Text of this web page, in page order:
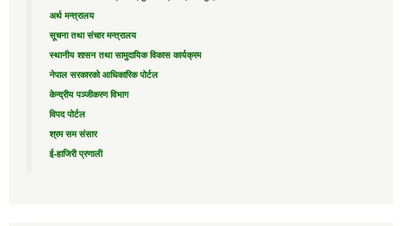
अर्थ मन्त्रालय
सूचना तथा संचार मन्त्रालय
स्थानीय शासन तथा सामुदायिक विकास कार्यक्रम
नेपाल सरकारको आधिकारिक पोर्टल
केन्द्रीय पञ्जीकरण विभाग
विपद पोर्टल
श्रम सम संसार
ई-हाजिरी प्रणाली